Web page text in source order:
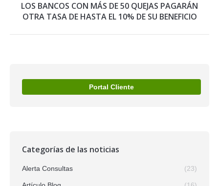
Next
post:
LOS BANCOS CON MÁS DE 50 QUEJAS PAGARÁN
OTRA TASA DE HASTA EL 10% DE SU BENEFICIO
Portal Cliente
Categorías de las noticias
Alerta Consultas (23)